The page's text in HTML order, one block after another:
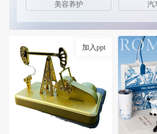
美容养护 汽
加入ppt